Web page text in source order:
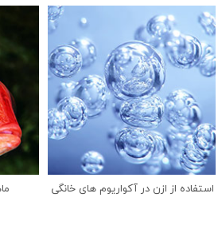
استفاده از ازن در آکواریوم های خانگی